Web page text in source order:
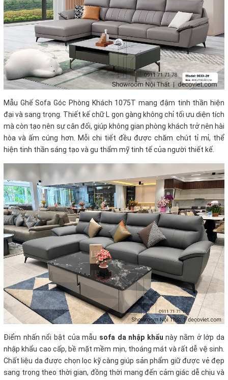
Mẫu Ghế Sofa Góc Phòng Khách 1075T mang đậm tinh thần hiện
đại và sang trọng. Thiết kế chữ L gọn gàng không chỉ tối ưu diện tích
mà còn tạo nên sự cân đối, giúp không gian phòng khách trở nên hài
hòa và ấm cúng hơn. Mỗi chi tiết đều được chăm chút tỉ mỉ, thể
hiện tinh thần sáng tạo và gu thẩm mỹ tinh tế của người thiết kế.
Điểm nhấn nổi bật của mẫu sofa da nhập khẩu này nằm ở lớp da
nhập khẩu cao cấp, bề mặt mềm mịn, thoáng mát và rất dễ vệ sinh.
Chất liệu da được chọn lọc kỹ càng giúp sản phẩm giữ được vẻ đẹp
sang trọng theo thời gian, đồng thời mang đến cảm giác dễ chịu và